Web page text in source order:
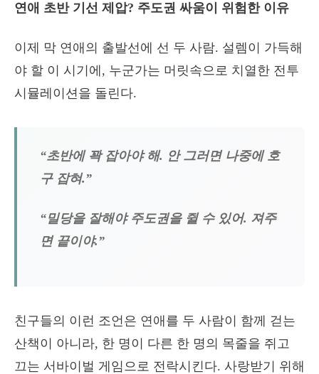
연애 초반 기선 제압? 주도권 싸움이 위험한 이유
이제 막 연애의 출발선에 선 두 사람. 설렘이 가득해
야 할 이 시기에, 누군가는 머릿속으로 치열한 전투
시뮬레이션을 돌린다.
“초반에 꽉 잡아야 해. 안 그러면 나중에 호
구 잡혀.”
“밀당을 잘해야 주도권을 쥘 수 있어. 져주
면 끝이야.”
친구들의 이런 조언은 연애를 두 사람이 함께 걷는
산책이 아니라, 한 명이 다른 한 명의 목줄을 쥐고
끄는 서바이벌 게임으로 전락시킨다. 사랑받기 위해